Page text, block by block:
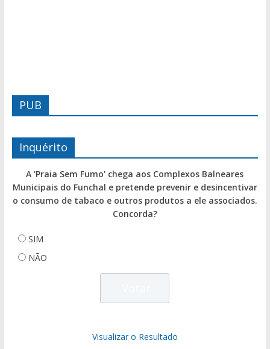
PUB
Inquérito
A 'Praia Sem Fumo' chega aos Complexos Balneares
Municipais do Funchal e pretende prevenir e desincentivar
o consumo de tabaco e outros produtos a ele associados.
Concorda?
SIM
NÃO
Visualizar o Resultado